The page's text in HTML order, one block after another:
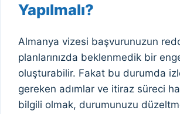
Yapılmalı?
Almanya vizesi başvurunuzun
planlarınızda beklenmedik bir
oluşturabilir. Fakat bu durumda
gereken adımlar ve itiraz süreci
bilgili olmak, durumunuzu